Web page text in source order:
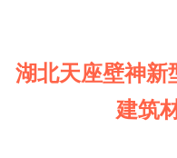
湖北天座壁神新
建筑